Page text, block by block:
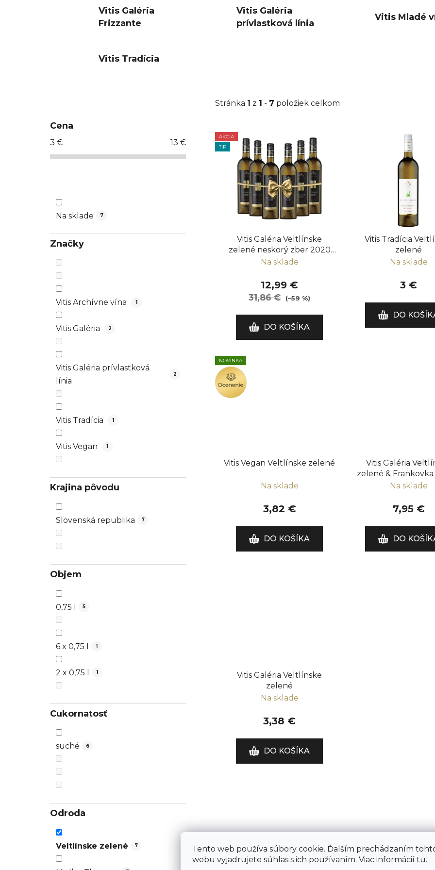
Tento web používa súbory cookie. Ďalším prechádzaním
webu vyjadrujete súhlas s ich používaním. Viac informácií tu.
Vitis Galéria
Frizzante
Vitis Galéria
prívlastková línia
Vitis Mladé
Vitis Tradícia
Cena
3 € 13 €
Na sklade 7
Značky
Vitis Archívne vína 1
Vitis Galéria 2
Vitis Galéria prívlastková
línia
2
Vitis Tradícia 1
Vitis Vegan 1
Krajina pôvodu
Slovenská republika 7
Objem
0,75 l 5
6 x 0,75 l 1
2 x 0,75 l 1
Cukornatosť
suché 6
Odroda
Veltlínske zelené 7
Stránka 1 z 1 - 7 položiek celkom
V
ý
AKCIA
TIP
Vitis Galéria Veltlínske
zelené neskorý zber 2020
balík 6 fliaš
Na sklade
12,99 €
31,86 € (–59 %)
DO KOŠÍKA
Vitis Tradícia
zelené
Na sklade
3 €
DO
NOVINKA
OCENENIE
Vitis Vegan Veltlínske zelené
Na sklade
3,82 €
DO KOŠÍKA
Vitis Galéria
zelené &
Na sklade
7,95 €
DO
Vitis Galéria Veltlínske
zelené
Na sklade
3,38 €
DO KOŠÍKA
d
c
i